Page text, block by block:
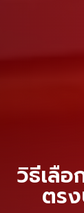
วิธีเลื
ตร